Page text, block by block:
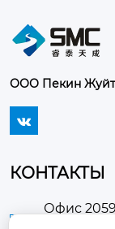
ООО Пекин

КОНТАКТЫ
Офис